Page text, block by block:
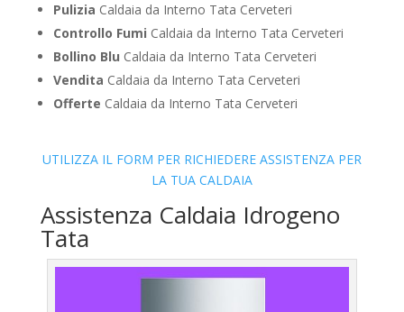
Pulizia Caldaia da Interno Tata Cerveteri
Controllo Fumi Caldaia da Interno Tata Cerveteri
Bollino Blu Caldaia da Interno Tata Cerveteri
Vendita Caldaia da Interno Tata Cerveteri
Offerte Caldaia da Interno Tata Cerveteri
UTILIZZA IL FORM PER RICHIEDERE ASSISTENZA PER
LA TUA CALDAIA
Assistenza Caldaia Idrogeno
Tata